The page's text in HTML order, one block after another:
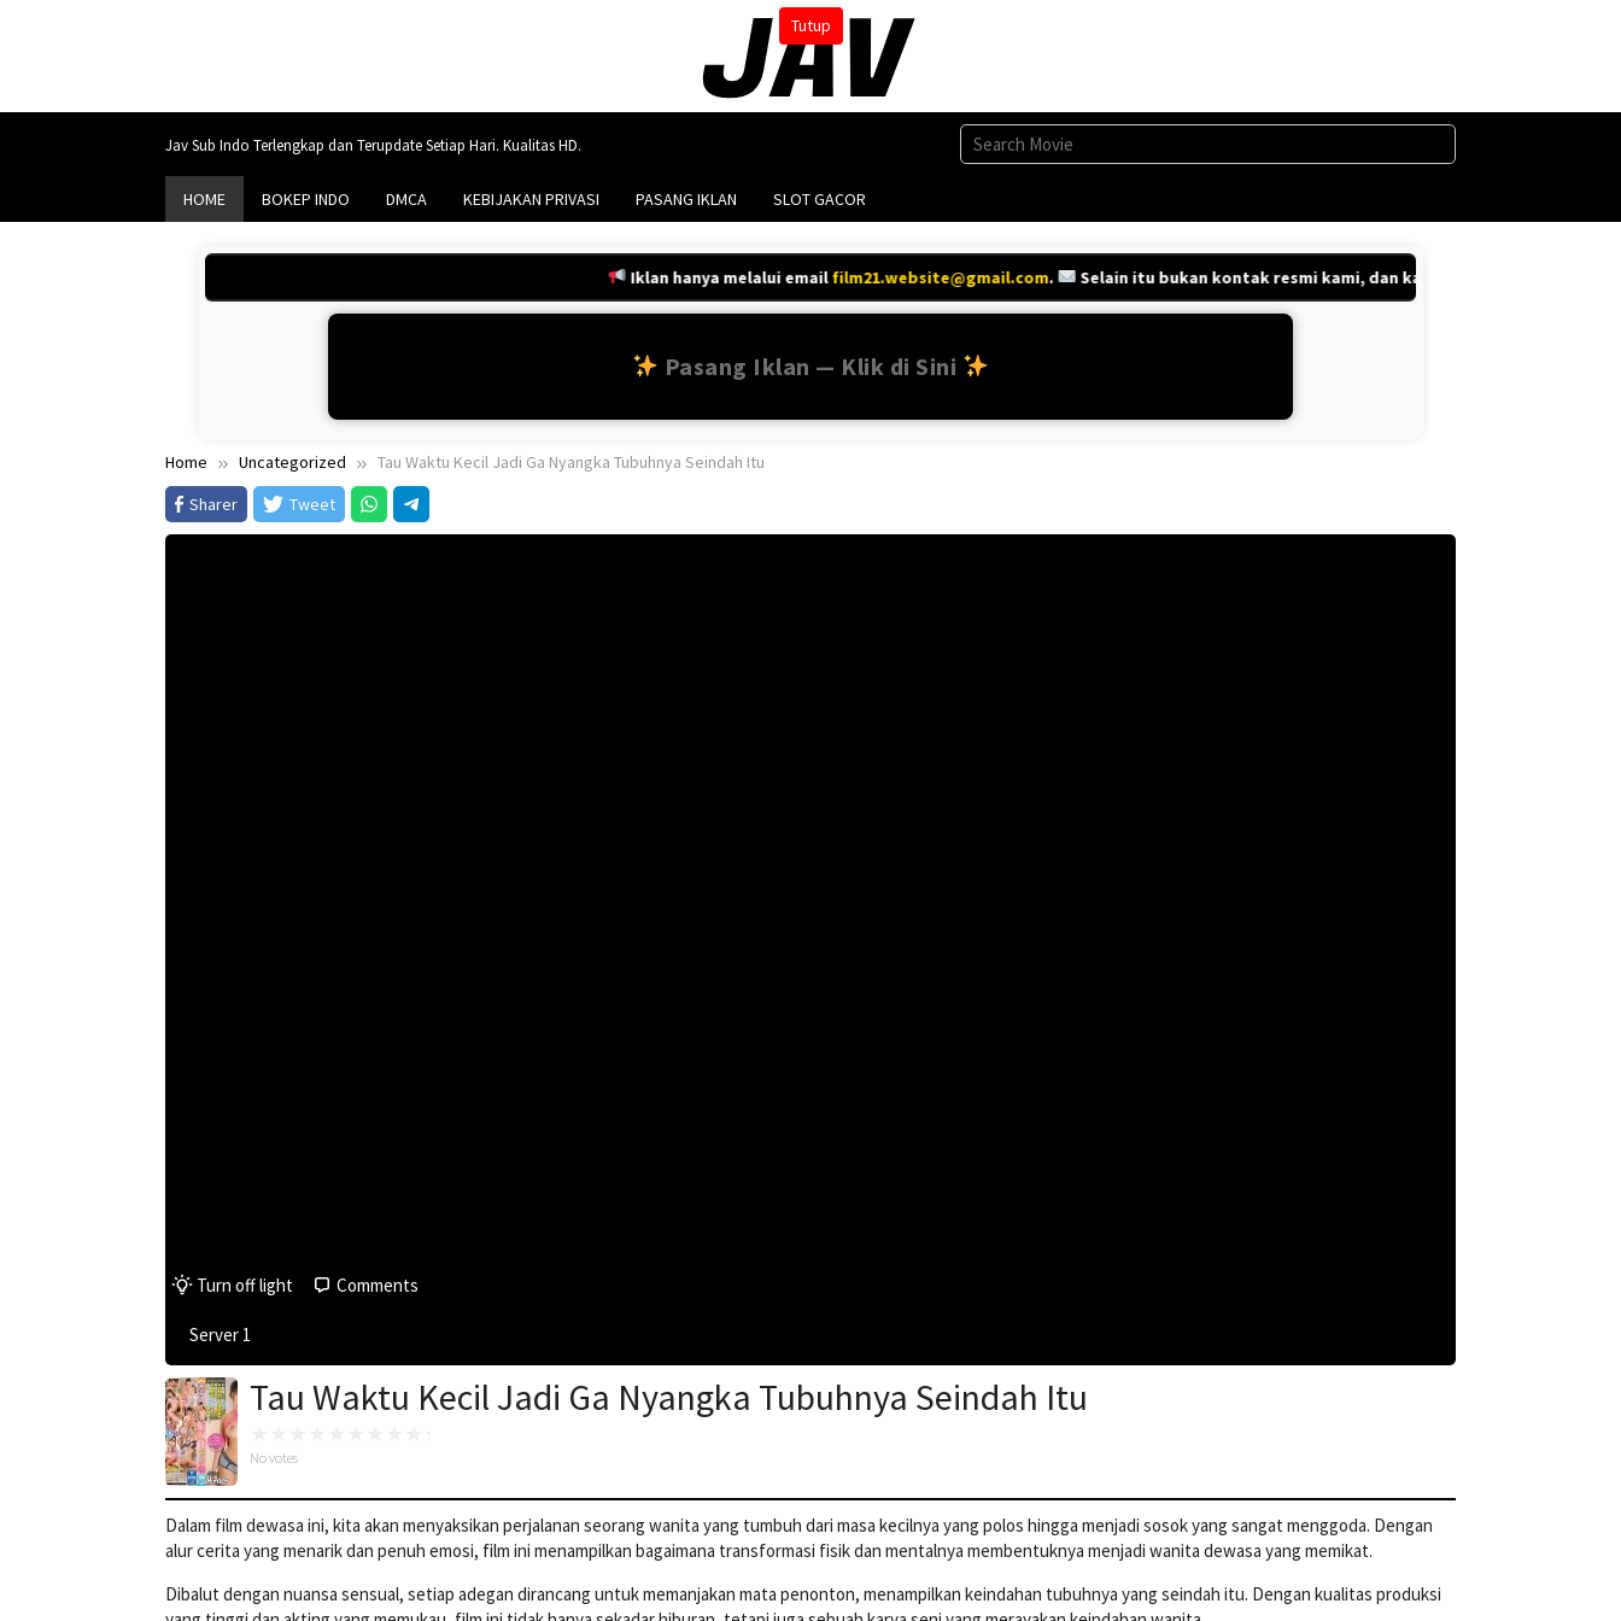
Tutup
Jav Sub Indo Terlengkap dan Terupdate Setiap Hari. Kualitas HD.
HOME BOKEP INDO DMCA KEBIJAKAN PRIVASI PASANG IKLAN SLOT GACOR
Iklan hanya melalui emailfilm21.website@gmail.com. Selain itu bukan kontak resmi kami, dan kami tidak bertanggung
Pasang Iklan — Klik di Sini
Home Uncategorized
Tau Waktu Kecil Jadi Ga Nyangka Tubuhnya Seindah Itu
Sharer
Tweet
Turn off light Comments
Server 1
Tau Waktu Kecil Jadi Ga Nyangka Tubuhnya Seindah Itu
No votes
Dalam film dewasa ini, kita akan menyaksikan perjalanan seorang wanita yang tumbuh dari masa kecilnya yang polos hingga menjadi sosok yang sangat menggoda. Dengan
alur cerita yang menarik dan penuh emosi, film ini menampilkan bagaimana transformasi fisik dan mentalnya membentuknya menjadi wanita dewasa yang memikat.
Dibalut dengan nuansa sensual, setiap adegan dirancang untuk memanjakan mata penonton, menampilkan keindahan tubuhnya yang seindah itu. Dengan kualitas produksi